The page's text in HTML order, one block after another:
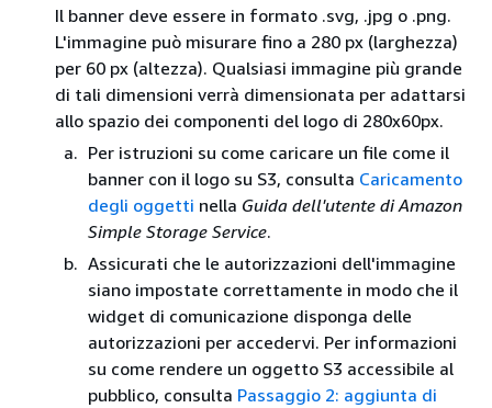
Il banner deve essere in formato .svg, .jpg o .png.
L'immagine può misurare fino a 280 px (larghezza)
per 60 px (altezza). Qualsiasi immagine più grande
di tali dimensioni verrà dimensionata per adattarsi
allo spazio dei componenti del logo di 280x60px.
Per istruzioni su come caricare un file come il
banner con il logo su S3, consulta Caricamento
degli oggetti nella Guida dell'utente di Amazon
Simple Storage Service.
Assicurati che le autorizzazioni dell'immagine
siano impostate correttamente in modo che il
widget di comunicazione disponga delle
autorizzazioni per accedervi. Per informazioni
su come rendere un oggetto S3 accessibile al
pubblico, consulta Passaggio 2: aggiunta di